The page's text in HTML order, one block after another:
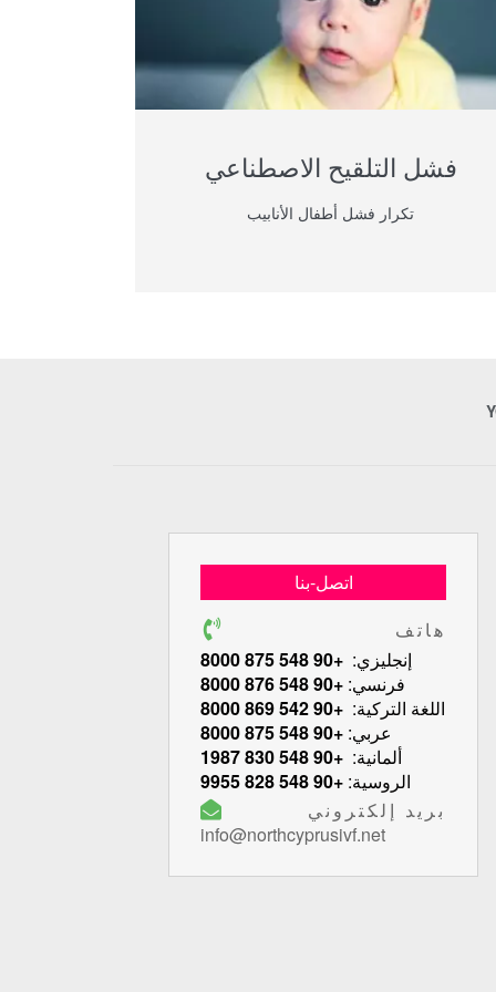
فشل التلقيح الاصطناعي
تكرار فشل أطفال الأنابيب
اتصل-بنا
هاتف
إنجليزي: +90 548 875 8000
فرنسي: +90 548 876 8000
اللغة التركية: +90 542 869 8000
عربي: +90 548 875 8000
ألمانية: +90 548 830 1987
الروسية: +90 548 828 9955
بريد إلكتروني
info@northcyprusivf.net